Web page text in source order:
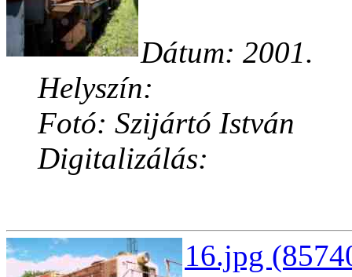
Dátum: 2001.
Helyszín:
Fotó: Szijártó István
Digitalizálás:
16.jpg